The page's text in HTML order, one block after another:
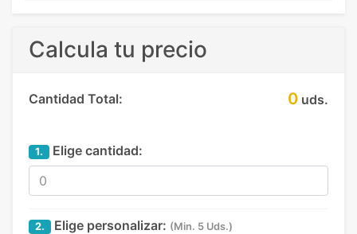
Calcula tu precio
Cantidad Total: 0 uds.
1. Elige cantidad:
2. Elige personalizar: (Min. 5 Uds.)